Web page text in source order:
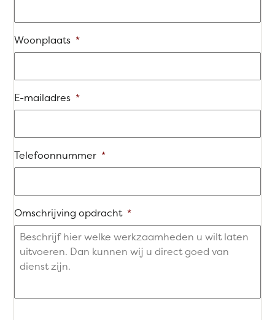
Woonplaats *
E-mailadres *
Telefoonnummer *
Omschrijving opdracht *